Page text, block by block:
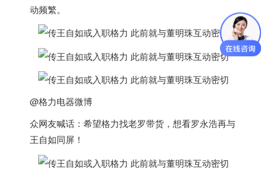
动频繁。
@格力电器微博
众网友喊话：希望格力找老罗带货，想看罗永浩再与
王自如同屏！